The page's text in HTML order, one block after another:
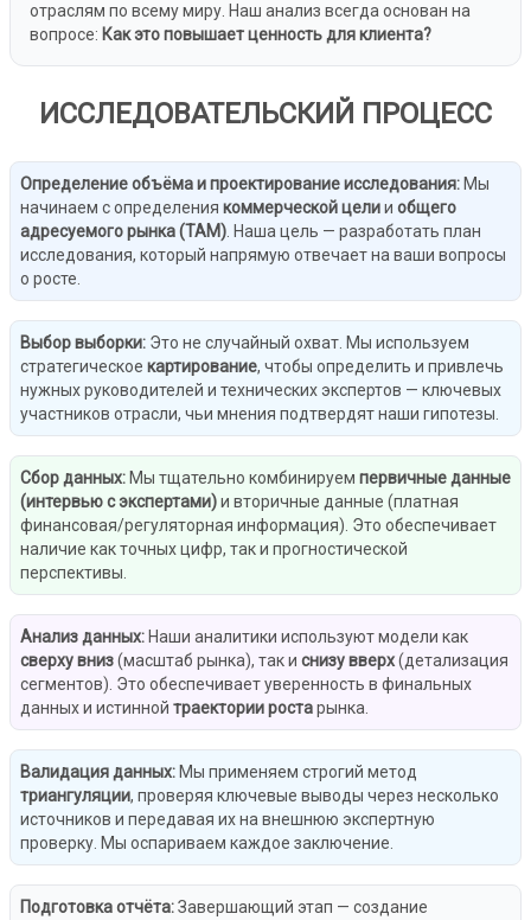
отраслям по всему миру. Наш анализ всегда основан на
вопросе: Как это повышает ценность для клиента?
ИССЛЕДОВАТЕЛЬСКИЙ ПРОЦЕСС
Определение объёма и проектирование исследования: Мы
начинаем с определения коммерческой целии общего
адресуемого рынка (TAM) . Наша цель — разработать план
исследования, который напрямую отвечает на ваши вопросы
о росте.
Выбор выборки: Это не случайный охват. Мы используем
стратегическое картирование, чтобы определить и привлечь
нужных руководителей и технических экспертов — ключевых
участников отрасли, чьи мнения подтвердят наши гипотезы.
Сбор данных: Мы тщательно комбинируем первичные данные
(интервью с экспертами)и вторичные данные (платная
финансовая/регуляторная информация). Это обеспечивает
наличие как точных цифр, так и прогностической
перспективы.
Анализ данных: Наши аналитики используют модели как
сверху вниз(масштаб рынка), так и снизу вверх(детализация
сегментов). Это обеспечивает уверенность в финальных
данных и истинной траектории ростарынка.
Валидация данных: Мы применяем строгий метод
триангуляции, проверяя ключевые выводы через несколько
источников и передавая их на внешнюю экспертную
проверку. Мы оспариваем каждое заключение.
Подготовка отчёта:Завершающий этап — создание